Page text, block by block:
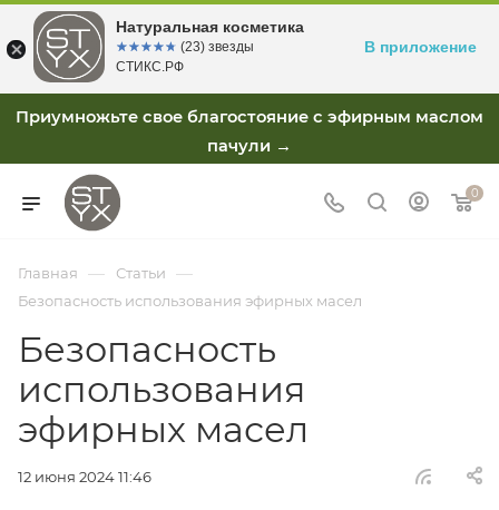
Приумножьте свое благостояние с эфирным маслом
пачули →
0
Главная — Статьи —
Безопасность использования эфирных масел
Безопасность
использования
эфирных масел
12 июня 2024 11:46
Натуральная косметика
☆☆☆☆☆
★★★★★ (23) звезды
СТИКС.РФ
В приложение